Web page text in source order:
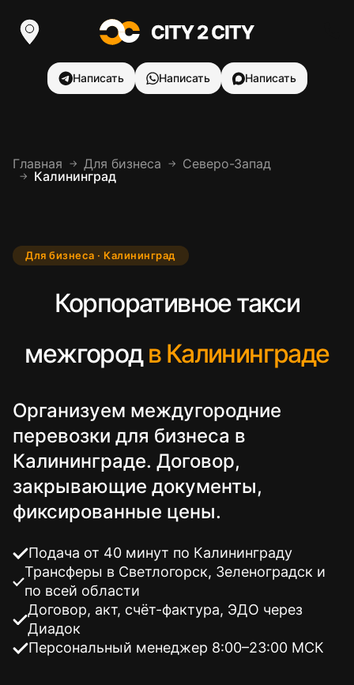
Написать Написать Написать
Главная → Для бизнеса → Северо-Запад
→ Калининград
Для бизнеса · Калининград
Корпоративное такси
межгородв Калининграде
Организуем междугородние
перевозки для бизнеса в
Калининграде. Договор,
закрывающие документы,
фиксированные цены.
Подача от 40 минут по Калининграду
Трансферы в Светлогорск, Зеленоградск и
по всей области
Договор, акт, счёт-фактура, ЭДО через
Диадок
Персональный менеджер 8:00–23:00 МСК